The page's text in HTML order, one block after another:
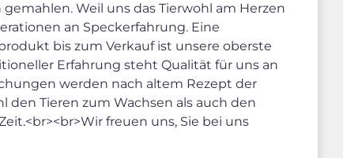
Weil uns das Tierwohl am Herzen
an Speckerfahrung. Eine
bis zum Verkauf ist unsere oberste
Erfahrung steht Qualität für uns an
werden nach altem Rezept der
den Tieren zum Wachsen als auch den
freuen uns, Sie bei uns